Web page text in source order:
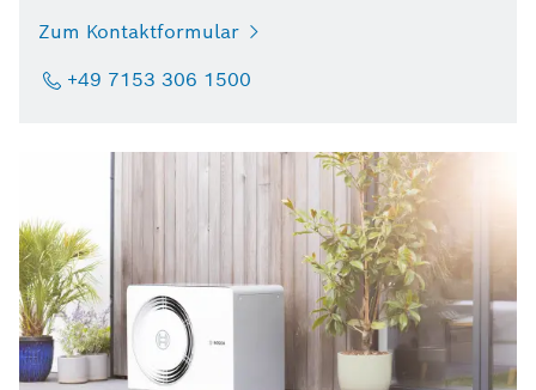
Zum Kontaktformular
+49 7153 306 1500